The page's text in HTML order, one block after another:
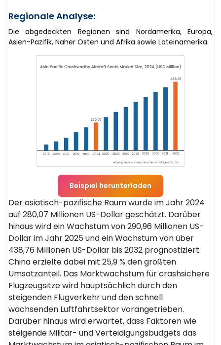
Regionale Analyse:
Die abgedeckten Regionen sind Nordamerika, Europa,
Asien-Pazifik, Naher Osten und Afrika sowie Lateinamerika.
Beispiel herunterladen
Der asiatisch-pazifische Raum wurde im Jahr 2024
auf 280,07 Millionen US-Dollar geschätzt. Darüber
hinaus wird ein Wachstum von 290,96 Millionen US-
Dollar im Jahr 2025 und ein Wachstum von über
438,76 Millionen US-Dollar bis 2032 prognostiziert.
China erzielte dabei mit 25,9 % den größten
Umsatzanteil. Das Marktwachstum für crashsichere
Flugzeugsitze wird hauptsächlich durch den
steigenden Flugverkehr und den schnell
wachsenden Luftfahrtsektor vorangetrieben.
Darüber hinaus wird erwartet, dass Faktoren wie
steigende Militär- und Verteidigungsbudgets das